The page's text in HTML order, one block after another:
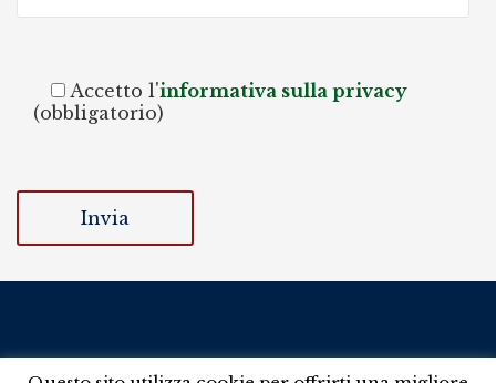
Accetto l'informativa sulla privacy
(obbligatorio)